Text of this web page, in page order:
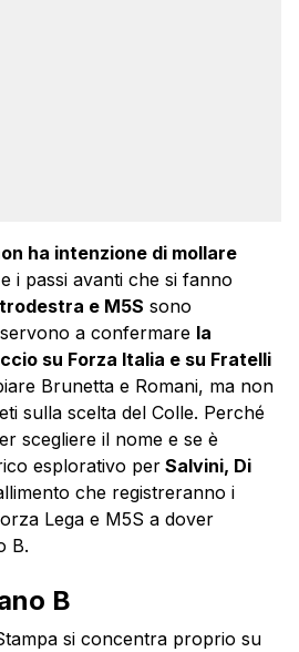
ha intenzione di mollare
e i passi avanti che si fanno
e M5S sono
a confermare la
su Forza Italia e su Fratelli
Brunetta e Romani, ma non
sulla scelta del Colle. Perché
scegliere il nome e se è
esplorativo per Salvini, Di
che registreranno i
Lega e M5S a dover
B.
B
si concentra proprio su